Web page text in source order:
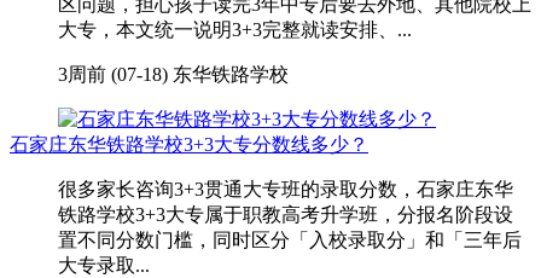
大专，本文统一说明3+3完整就读安排、...
3周前 (07-18) 东华铁路学校
石家庄东华铁路学校3+3大专分数线多少？
很多家长咨询3+3贯通大专班的录取分数，石家庄东华
铁路学校3+3大专属于职教高考升学班，分报名阶段设
置不同分数门槛，同时区分「入校录取分」和「三年后
大专录取...